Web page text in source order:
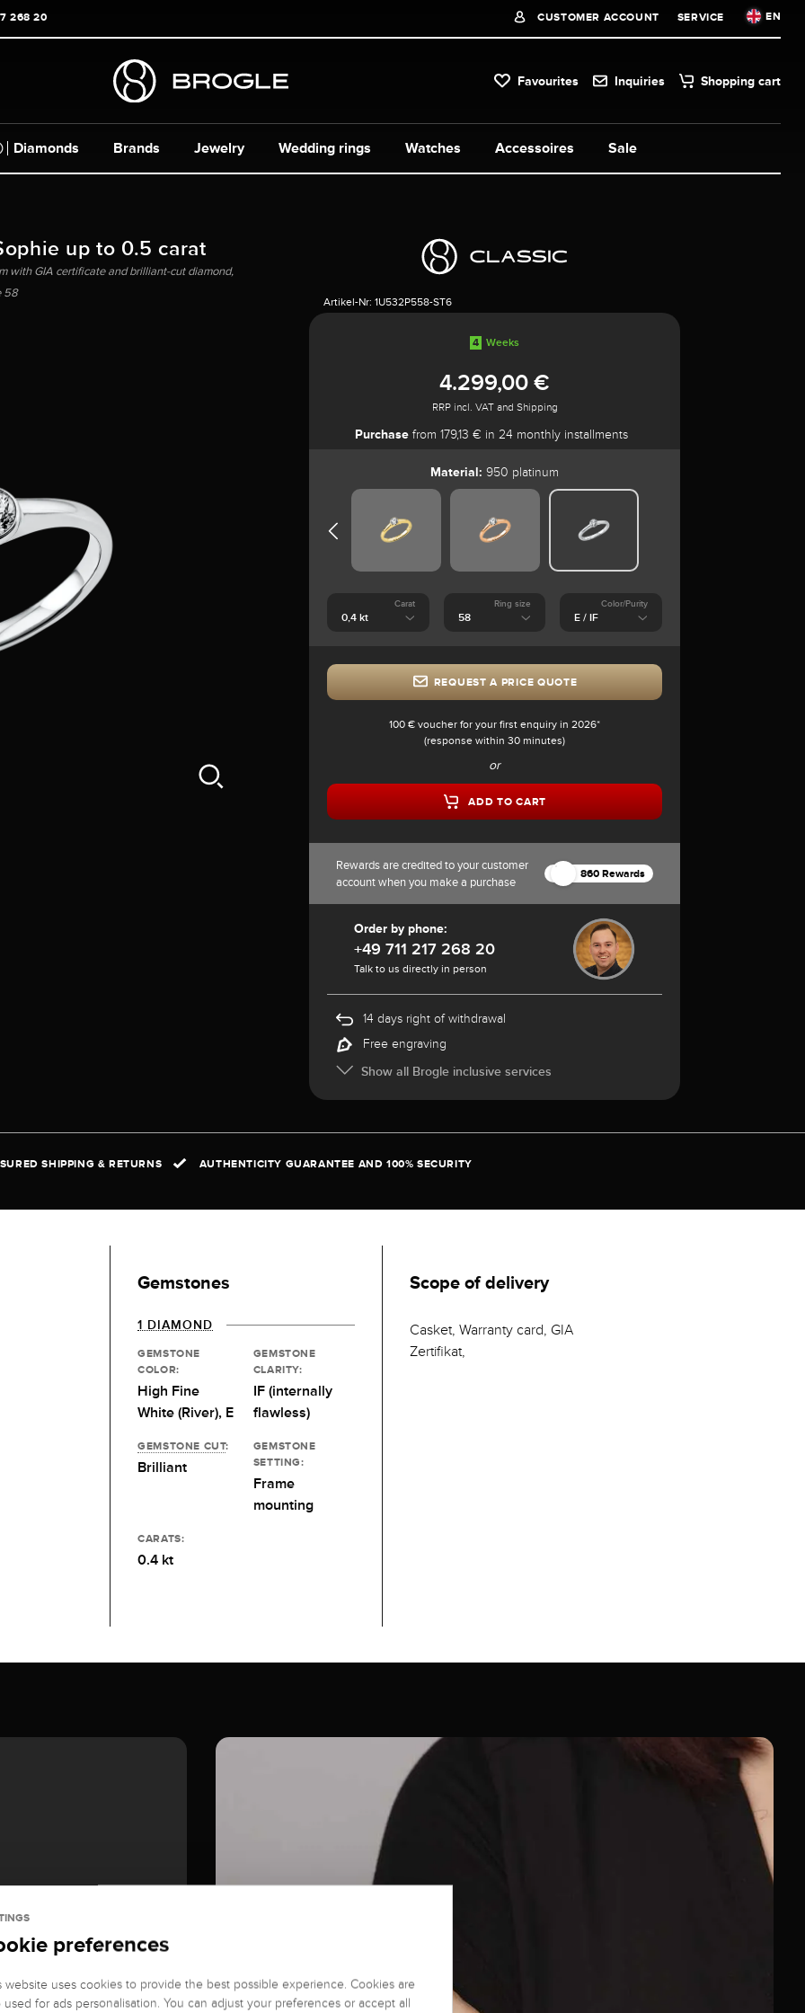
268 20 CUSTOMER ACCOUNT SERVICE EN
Favourites Inquiries Shopping cart
Diamonds Brands Jewelry Watches Accessoires Sale
Wedding rings
up to 0.5 carat
with GIA certificate and brilliant-cut diamond,
58
Artikel-Nr: 1U532P558-ST6
4 Weeks
4.299,00 €
RRP incl. VAT and Shipping
Purchasefrom 179,13 € in 24 monthly installments
Material: 950 platinum
Carat Ring size Color/Purity
REQUEST A PRICE QUOTE
100 € voucher for your first enquiry in 2026*
(response within 30 minutes)
or
ADD TO CART
Rewards are credited to your customer
account when you make a purchase
860 Rewards
Order by phone:
+49 711 217 268 20
Talk to us directly in person
14 days right of withdrawal
Free engraving
Show all Brogle inclusive services
SHIPPING & RETURNS AUTHENTICITY GUARANTEE AND 100% SECURITY
Gemstones
1 DIAMOND
GEMSTONE
COLOR:
High Fine
White (River), E
GEMSTONE
CLARITY:
IF (internally
flawless)
GEMSTONE CUT:
Brilliant
GEMSTONE
SETTING:
Frame
mounting
CARATS:
0.4 kt
Scope of delivery
Casket, Warranty card, GIA
Zertifikat,
preferences
website uses cookies to provide the best possible experience. Cookies are
used for ads personalisation. You can adjust your preferences or accept all